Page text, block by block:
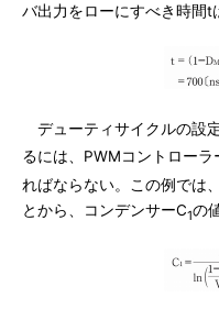
バ出力をローにすべき時間t
デューティサイクルの設
るには、PWMコントローラ
ればならない。この例では
とから、コンデンサーC1の